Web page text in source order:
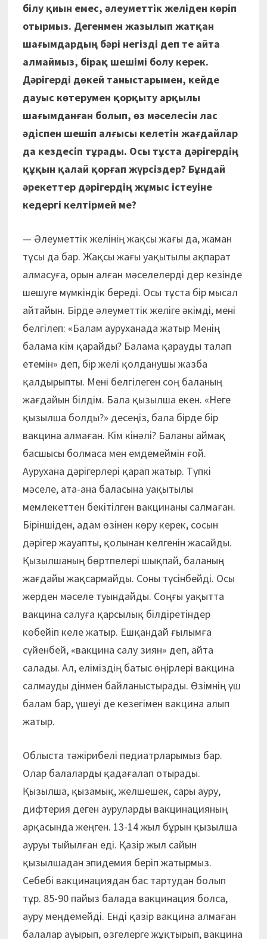
білу қиын емес, әлеуметтік желіден көріп
отырмыз. Дегенмен жазылып жатқан
шағымдардың бәрі негізді деп те айта
алмаймыз, бірақ шешімі болу керек.
Дәрігерді дөкей таныстарымен, кейде
дауыс көтерумен қорқыту арқылы
шағымданған болып, өз мәселесін лас
әдіспен шешіп алғысы келетін жағдайлар
да кездесіп тұрады. Осы тұста дәрігердің
құқын қалай қорғап жүрсіздер? Бұндай
әрекеттер дәрігердің жұмыс істеуіне
кедергі келтірмей ме?
— Әлеуметтік желінің жақсы жағы да, жаман
тұсы да бар. Жақсы жағы уақытылы ақпарат
алмасуға, орын алған мәселелерді дер кезінде
шешуге мүмкіндік береді. Осы тұста бір мысал
айтайын. Бірде әлеуметтік желіге әкімді, мені
белгілеп: «Балам ауруханада жатыр Менің
балама кім қарайды? Балама қарауды талап
етемін» деп, бір желі қолданушы жазба
қалдырыпты. Мені белгілеген соң баланың
жағдайын білдім. Бала қызылша екен. «Неге
қызылша болды?» десеңіз, бала бірде бір
вакцина алмаған. Кім кінәлі? Баланы аймақ
басшысы болмаса мен емдемеймін ғой.
Аурухана дәрігерлері қарап жатыр. Түпкі
мәселе, ата-ана баласына уақытылы
мемлекеттен бекітілген вакцинаны салмаған.
Біріншіден, адам өзінен көру керек, сосын
дәрігер жауапты, қолынан келгенін жасайды.
Қызылшаның бөртпелері шықпай, баланың
жағдайы жақсармайды. Соны түсінбейді. Осы
жерден мәселе туындайды. Соңғы уақытта
вакцина салуға қарсылық білдіретіндер
көбейіп келе жатыр. Ешқандай ғылымға
сүйенбей, «вакцина салу зиян» деп, айта
салады. Ал, еліміздің батыс өңірлері вакцина
салмауды дінмен байланыстырады. Өзімнің үш
балам бар, үшеуі де кезегімен вакцина алып
жатыр.
Облыста тәжірибелі педиатрларымыз бар.
Олар балаларды қадағалап отырады.
Қызылша, қызамық, желшешек, сары ауру,
дифтерия деген ауруларды вакцинацияның
арқасында жеңген. 13-14 жыл бұрын қызылша
ауруы тыйылған еді. Қазір жыл сайын
қызылшадан эпидемия беріп жатырмыз.
Себебі вакцинациядан бас тартудан болып
тұр. 85-90 пайыз балада вакцинация болса,
ауру меңдемейді. Енді қазір вакцина алмаған
балалар ауырып, өзгелерге жұқтырып, вакцина